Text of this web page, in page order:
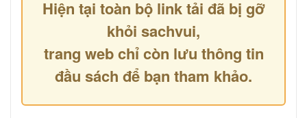
Hiện tại toàn bộ link tải đã bị gỡ
khỏi sachvui,
trang web chỉ còn lưu thông tin
đầu sách để bạn tham khảo.